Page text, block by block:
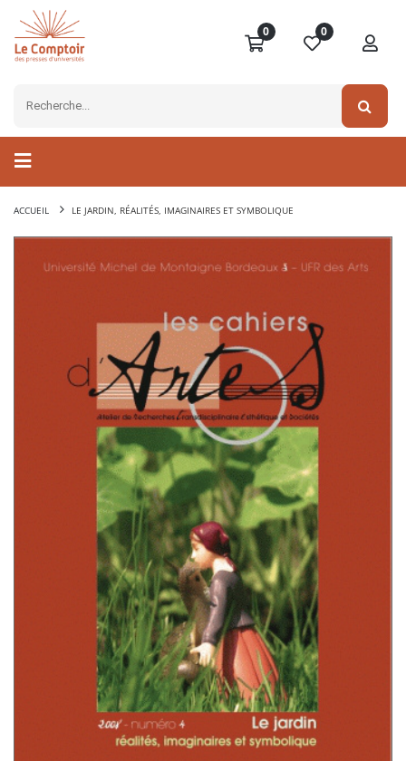
0 0
ACCUEIL LE JARDIN, RÉALITÉS, IMAGINAIRES ET SYMBOLIQUE